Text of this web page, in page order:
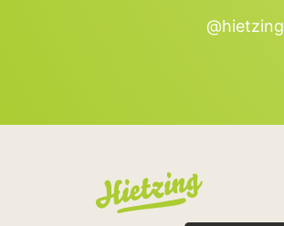
@hietzing